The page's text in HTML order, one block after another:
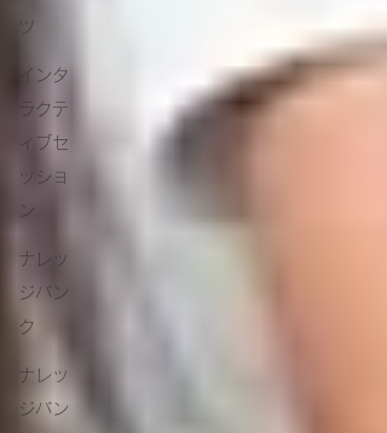
ツ
インタ
ラクテ
ィブセ
ッショ
ン
ナレッ
ジバン
ク
ナレッ
ジバン